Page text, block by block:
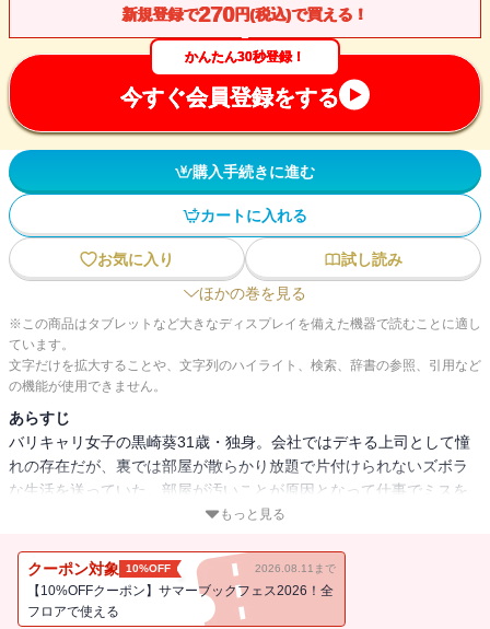
新規登録で270円(税込)で買える！
かんたん30秒登録！
今すぐ会員登録をする
購入手続きに進む
カートに入れる
お気に入り
試し読み
ほかの巻を見る
※この商品はタブレットなど大きなディスプレイを備えた機器で読むことに適し
ています。
文字だけを拡大することや、文字列のハイライト、検索、辞書の参照、引用など
の機能が使用できません。
あらすじ
バリキャリ女子の黒崎葵31歳・独身。会社ではデキる上司として憧
れの存在だが、裏では部屋が散らかり放題で片付けられないズボラ
な生活を送っていた。部屋が汚いことが原因となって仕事でミスを
してしまう。1人でヤケ酒をしていたら見知らぬ男から声を掛けられ
用意してくれていた。二日酔いの頭を起こして思い出そうとするが
さっぱり。このイケメンどこかで見た事あるような・・・。※本作
品は『最高のヒモ拾いました【単話】』（６）～（10）が収録され
もっと見る
クーポン対象 10%OFF 2026.08.11まで
【10%OFFクーポン】サマーブックフェス2026！全
フロアで使える